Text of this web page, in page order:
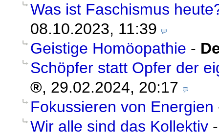
Was ist Faschismus
08.10.2023, 11:39
Geistige Homöopathie -
Schöpfer statt Opfer der
, 29.02.2024, 20:17
Fokussieren von Energien
Wir alle sind das Kollektiv